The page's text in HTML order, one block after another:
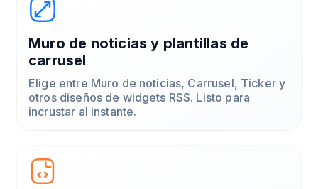
Muro de noticias y plantillas de
carrusel
Elige entre Muro de noticias, Carrusel, Ticker y
otros diseños de widgets RSS. Listo para
incrustar al instante.